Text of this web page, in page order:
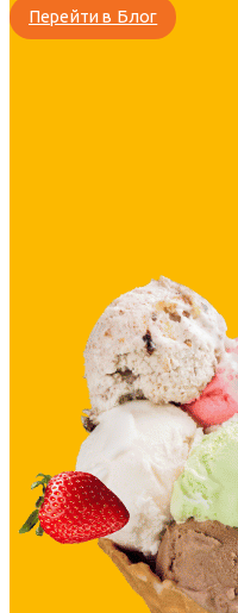
Перейти в Блог